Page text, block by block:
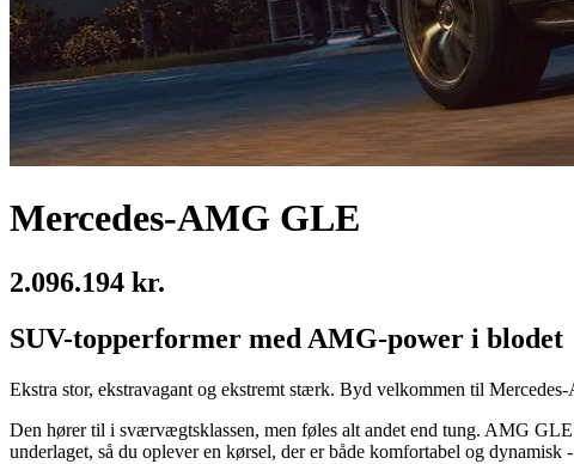
Mercedes-AMG GLE
2.096.194 kr.
SUV-topperformer med AMG-power i blodet
Ekstra stor, ekstravagant og ekstremt stærk. Byd velkommen til
Den hører til i sværvægtsklassen, men føles alt andet end tung. AMG
underlaget, så du oplever en kørsel, der er både komfortabel og dynamisk